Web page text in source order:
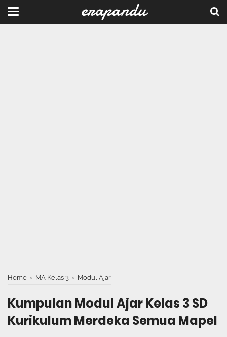
erapandu
Home › MA Kelas 3 › Modul Ajar
Kumpulan Modul Ajar Kelas 3 SD
Kurikulum Merdeka Semua Mapel